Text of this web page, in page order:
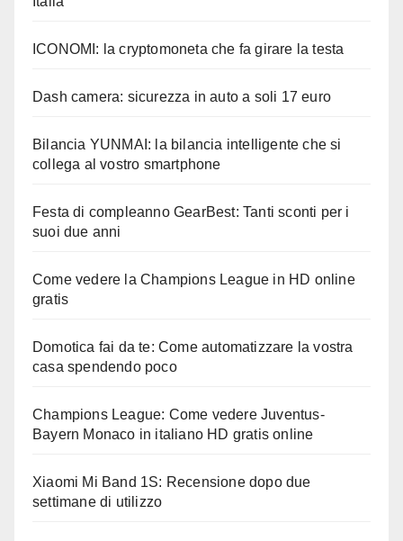
ICONOMI: la cryptomoneta che fa girare la testa
Dash camera: sicurezza in auto a soli 17 euro
Bilancia YUNMAI: la bilancia intelligente che si
collega al vostro smartphone
Festa di compleanno GearBest: Tanti sconti per i
suoi due anni
Come vedere la Champions League in HD online
gratis
Domotica fai da te: Come automatizzare la vostra
casa spendendo poco
Champions League: Come vedere Juventus-
Bayern Monaco in italiano HD gratis online
Xiaomi Mi Band 1S: Recensione dopo due
settimane di utilizzo